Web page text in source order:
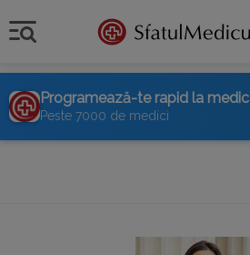
Programează-te rapid la medic
Peste 7000 de medici